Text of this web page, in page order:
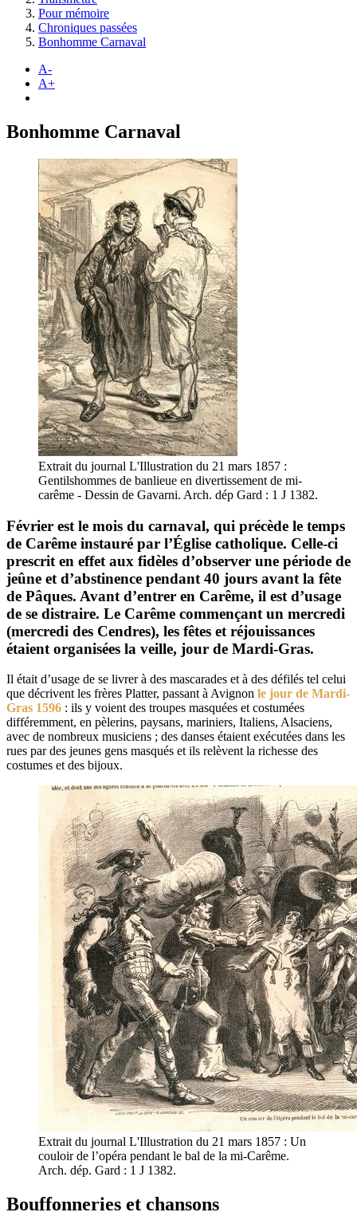
Pour mémoire
Chroniques passées
Bonhomme Carnaval
A-
A+
Bonhomme Carnaval
Extrait du journal L'Illustration du 21 mars 1857 :
Gentilshommes de banlieue en divertissement de mi-
carême - Dessin de Gavarni. Arch. dép Gard : 1 J 1382.
Février est le mois du carnaval, qui précède le temps
de Carême instauré par l’Église catholique. Celle-ci
prescrit en effet aux fidèles d’observer une période de
jeûne et d’abstinence pendant 40 jours avant la fête
de Pâques. Avant d’entrer en Carême, il est d’usage
de se distraire. Le Carême commençant un mercredi
(mercredi des Cendres), les fêtes et réjouissances
étaient organisées la veille, jour de Mardi-Gras.
Il était d’usage de se livrer à des mascarades et à des défilés tel celui
que décrivent les frères Platter, passant à Avignon le jour de Mardi-
Gras 1596 : ils y voient des troupes masquées et costumées
différemment, en pèlerins, paysans, mariniers, Italiens, Alsaciens,
avec de nombreux musiciens ; des danses étaient exécutées dans les
rues par des jeunes gens masqués et ils relèvent la richesse des
costumes et des bijoux.
Extrait du journal L'Illustration du 21 mars 1857 : Un
couloir de l’opéra pendant le bal de la mi-Carême.
Arch. dép. Gard : 1 J 1382.
Bouffonneries et chansons